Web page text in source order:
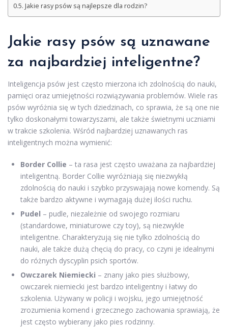
Jakie rasy psów są najlepsze dla rodzin?
Jakie rasy psów są uznawane
za najbardziej inteligentne?
Inteligencja psów jest często mierzona ich zdolnością do nauki,
pamięci oraz umiejętności rozwiązywania problemów. Wiele ras
psów wyróżnia się w tych dziedzinach, co sprawia, że są one nie
tylko doskonałymi towarzyszami, ale także świetnymi uczniami
w trakcie szkolenia. Wśród najbardziej uznawanych ras
inteligentnych można wymienić:
Border Collie – ta rasa jest często uważana za najbardziej
inteligentną. Border Collie wyróżniają się niezwykłą
zdolnością do nauki i szybko przyswajają nowe komendy. Są
także bardzo aktywne i wymagają dużej ilości ruchu.
Pudel – pudle, niezależnie od swojego rozmiaru
(standardowe, miniaturowe czy toy), są niezwykle
inteligentne. Charakteryzują się nie tylko zdolnością do
nauki, ale także dużą chęcią do pracy, co czyni je idealnymi
do różnych dyscyplin psich sportów.
Owczarek Niemiecki – znany jako pies służbowy,
owczarek niemiecki jest bardzo inteligentny i łatwy do
szkolenia. Używany w policji i wojsku, jego umiejętność
zrozumienia komend i grzecznego zachowania sprawiają, że
jest często wybierany jako pies rodzinny.